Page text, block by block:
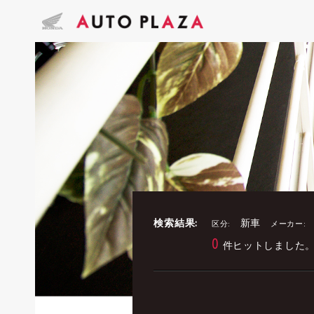
検索結果: 区分: 新車 メーカー:
0 件ヒットしました。